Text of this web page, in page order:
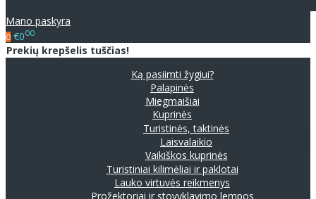
Mano paskyra
0 €000
Prekių krepšelis tuščias!
Ką pasiimti žygiui?
Palapinės
Miegmaišiai
Kuprinės
Turistinės, taktinės
Laisvalaikio
Vaikiškos kuprinės
Turistiniai kilimėliai ir paklotai
Lauko virtuvės reikmenys
Prožektoriai ir stovyklavimo lempos